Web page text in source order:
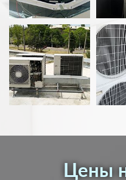
Цены